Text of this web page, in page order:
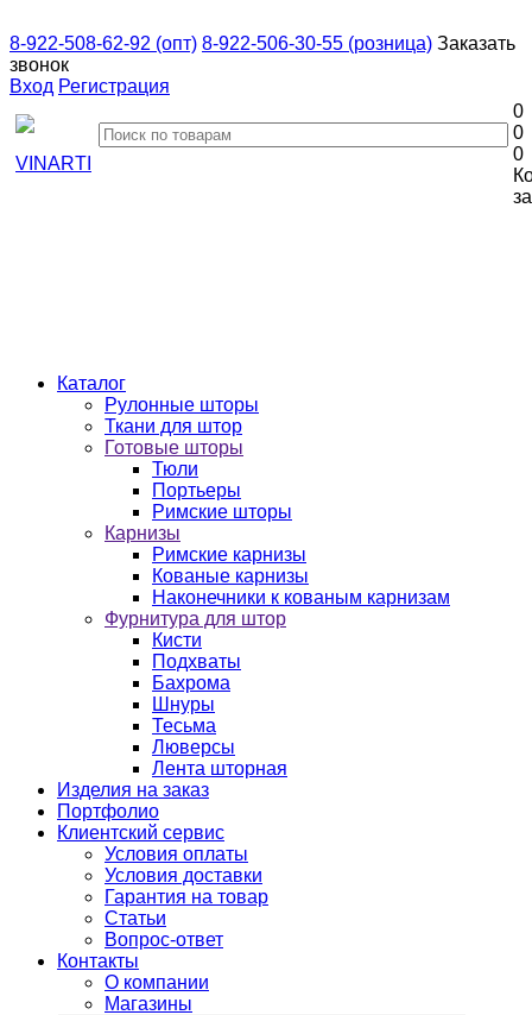
8-922-508-62-92 (опт) 8-922-506-30-55 (розница) Заказать
звонок
Вход Регистрация
0
0
0
Каталог
Рулонные шторы
Ткани для штор
Готовые шторы
Тюли
Портьеры
Римские шторы
Карнизы
Римские карнизы
Кованые карнизы
Наконечники к кованым карнизам
Фурнитура для штор
Кисти
Подхваты
Бахрома
Шнуры
Тесьма
Люверсы
Лента шторная
Изделия на заказ
Портфолио
Клиентский сервис
Условия оплаты
Условия доставки
Гарантия на товар
Статьи
Вопрос-ответ
Контакты
О компании
Магазины